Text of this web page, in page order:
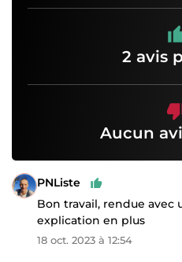
2 avis
Aucun
PNListe
Bon travail, rendue avec
explication en plus
18 oct. 2023 à 12:54